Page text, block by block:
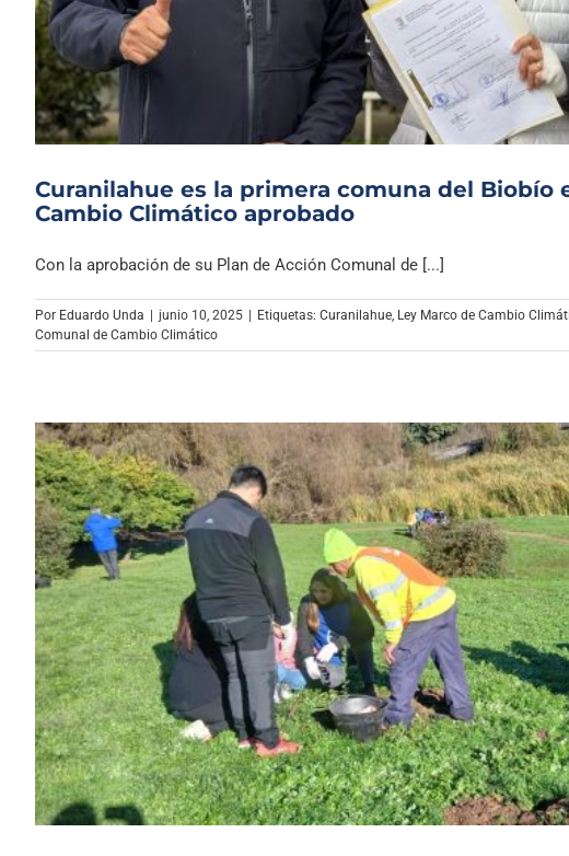
Curanilahue es la primera comuna del Biobío
Cambio Climático aprobado
Con la aprobación de su Plan de Acción Comunal de [...]
Por Eduardo Unda junio 10, 2025 Etiquetas: Curanilahue, Ley Marco de Cambio
Comunal de Cambio Climático